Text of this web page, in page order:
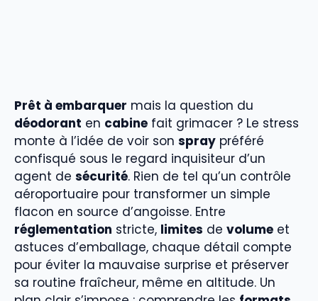
Prêt à embarquer mais la question du
déodorant en cabine fait grimacer ? Le stress
monte à l’idée de voir son spray préféré
confisqué sous le regard inquisiteur d’un
agent de sécurité. Rien de tel qu’un contrôle
aéroportuaire pour transformer un simple
flacon en source d’angoisse. Entre
réglementation stricte, limites de volume et
astuces d’emballage, chaque détail compte
pour éviter la mauvaise surprise et préserver
sa routine fraîcheur, même en altitude. Un